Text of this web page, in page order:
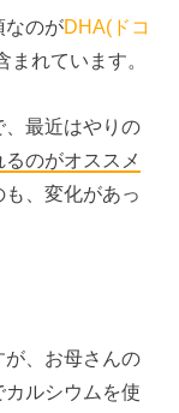
なのがDHA(ドコ
れています。
最近はやりの
のがオススメ
、変化があっ
が、お母さんの
ルシウムを使